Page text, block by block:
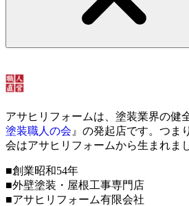
アサヒリフォームは、塗装業界の健
塗装職人の会 』の発起店です。つま
会はアサヒリフォームから生まれま
■創業昭和54年
■外壁塗装・屋根工事専門店
■アサヒリフォーム有限会社